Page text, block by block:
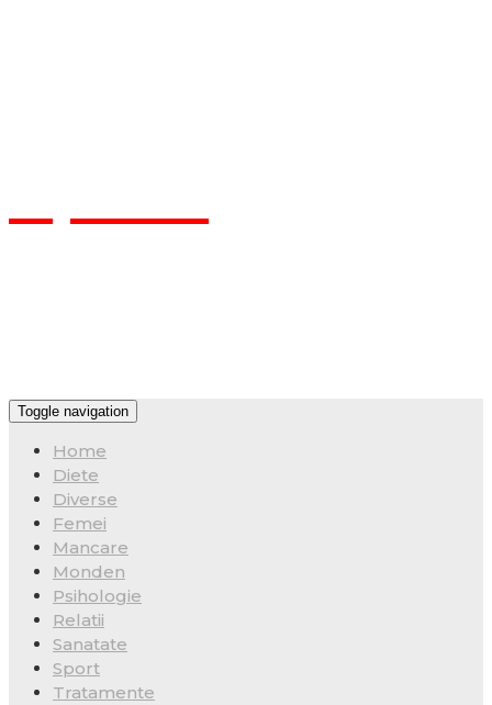
Flpa.ro
Toggle navigation
Home
Diete
Diverse
Femei
Mancare
Monden
Psihologie
Relatii
Sanatate
Sport
Tratamente